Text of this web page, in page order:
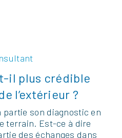
il plus crédible
l’extérieur ?
son diagnostic en
terrain. Est-ce à dire
des échanges dans